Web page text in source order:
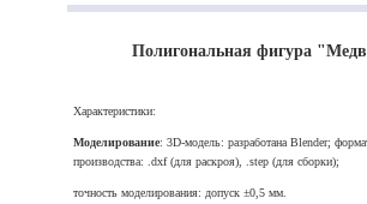
Полигональная фигура
Характеристики:
Моделирование: 3D‑модель: разработана Blender;
производства: .dxf (для раскроя), .step (для сборки);
точность моделирования: допуск ±0,5 мм.